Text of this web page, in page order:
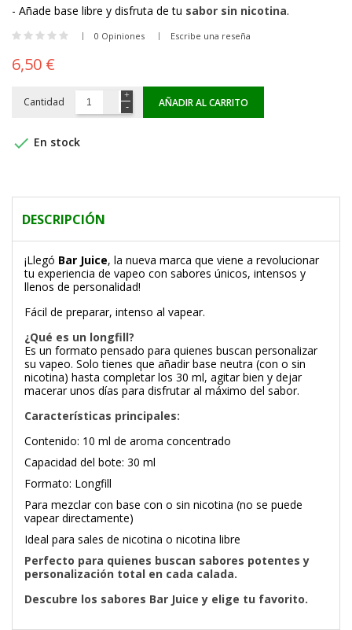
- Añade base libre y disfruta de tu sabor sin nicotina.
0 Opiniones Escribe una reseña
6,50 €
Cantidad AÑADIR AL CARRITO
 En stock
DESCRIPCIÓN
¡Llegó Bar Juice, la nueva marca que viene a revolucionar
tu experiencia de vapeo con sabores únicos, intensos y
llenos de personalidad!
Fácil de preparar, intenso al vapear.
¿Qué es un longfill?
Es un formato pensado para quienes buscan personalizar
su vapeo. Solo tienes que añadir base neutra (con o sin
nicotina) hasta completar los 30 ml, agitar bien y dejar
macerar unos días para disfrutar al máximo del sabor.
Características principales:
Contenido: 10 ml de aroma concentrado
Capacidad del bote: 30 ml
Formato: Longfill
Para mezclar con base con o sin nicotina (no se puede
vapear directamente)
Ideal para sales de nicotina o nicotina libre
Perfecto para quienes buscan sabores potentes y
personalización total en cada calada.
Descubre los sabores Bar Juice y elige tu favorito.